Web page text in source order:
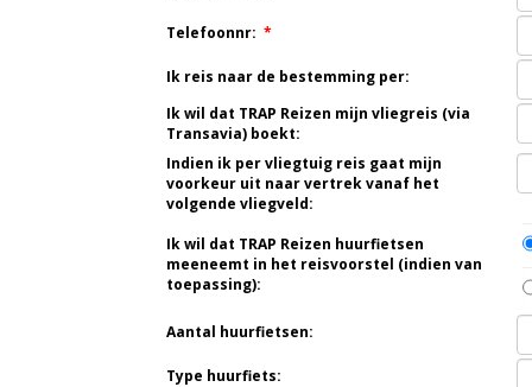
Telefoonnr: *
Ik reis naar de bestemming per:
Ik wil dat TRAP Reizen mijn vliegreis (via
Transavia) boekt:
Indien ik per vliegtuig reis gaat mijn
voorkeur uit naar vertrek vanaf het
volgende vliegveld:
Ik wil dat TRAP Reizen huurfietsen
meeneemt in het reisvoorstel (indien van
toepassing):
Aantal huurfietsen:
Type huurfiets: